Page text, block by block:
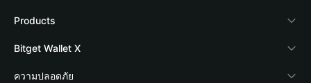
เกี่ยวกับ Bitget Wallet
Blog
Academy
Products
Crypto Card
Stablecoin Earn
Bitget Wallet X
นักพัฒนา
ความปลอดภัย